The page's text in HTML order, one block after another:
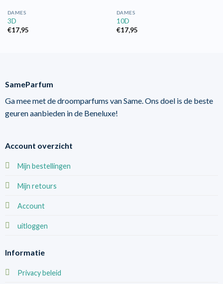
DAMES
3D
€17,95
DAMES
10D
€17,95
SameParfum
Ga mee met de droomparfums van Same. Ons doel is de beste
geuren aanbieden in de Beneluxe!
Account overzicht
Mijn bestellingen
Mijn retours
Account
uitloggen
Informatie
Privacy beleid